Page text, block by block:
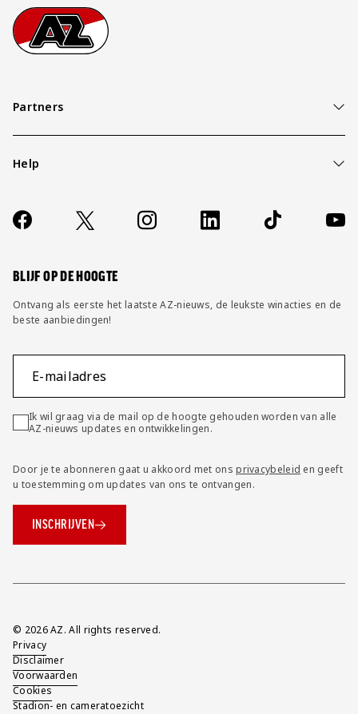
Footer
Ga naar onze homepage
Partners
Help
Contact
FAQ
Socials
https://www.facebook.com/AZAlkmaar
X Instagram LinkedIn TikTok
BLIJF OP DE HOOGTE
Ontvang als eerste het laatste AZ-nieuws, de leukste winacties en de
beste aanbiedingen!
E-mailadres
Ik wil graag via de mail op de hoogte gehouden worden van alle
AZ-nieuws updates en ontwikkelingen.
Door je te abonneren gaat u akkoord met onsprivacybeleid en geeft
u toestemming om updates van ons te ontvangen.
INSCHRIJVEN
Overig
© 2026 AZ. All rights reserved.
Privacy
Disclaimer
Voorwaarden
Cookies
Stadion- en cameratoezicht